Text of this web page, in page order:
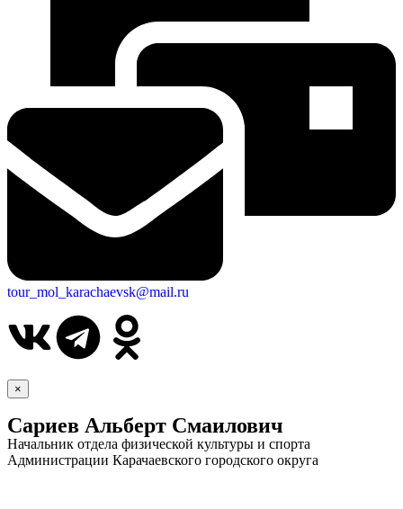
tour_mol_karachaevsk@mail.ru
×
Сариев Альберт Смаилович
Начальник отдела физической культуры и спорта
Администрации Карачаевского городского округа